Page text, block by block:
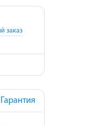
заказ
Гарантия